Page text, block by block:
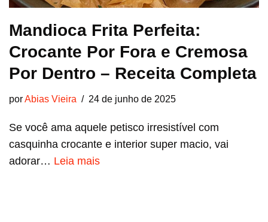
Mandioca Frita Perfeita:
Crocante Por Fora e Cremosa
Por Dentro – Receita Completa
porAbias Vieira 24 de junho de 2025
Se você ama aquele petisco irresistível com
casquinha crocante e interior super macio, vai
adorar… Leia mais